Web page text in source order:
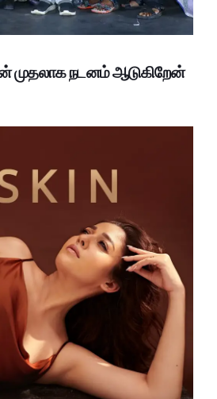
முதலாக நடனம் ஆடுகிறேன்